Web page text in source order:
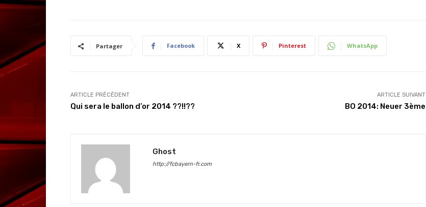
Partager Facebook X Pinterest WhatsApp
ARTICLE PRÉCÉDENT
Qui sera le ballon d’or 2014 ??!!??
ARTICLE SUIVANT
BO 2014: Neuer 3ème
Ghost
http://fcbayern-fr.com